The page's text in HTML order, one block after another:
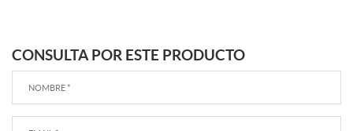
CONSULTA POR ESTE PRODUCTO